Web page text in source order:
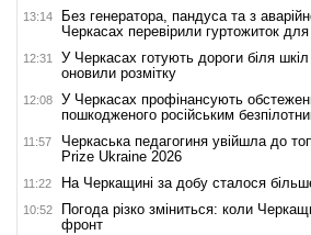
13:14
Без генератора, пандуса та з
Черкасах перевірили гуртожиток
12:31
У Черкасах готують дороги біля
оновили розмітку
12:08
У Черкасах профінансують
пошкодженого російським
11:57
Черкаська педагогиня увійшла до
Prize Ukraine 2026
11:22 На Черкащині за добу сталося
10:52
Погода різко зміниться: коли
фронт